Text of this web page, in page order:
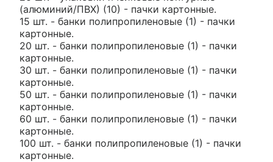
(алюминий/ПВХ) (10) - пачки картонные.
15 шт. - банки полипропиленовые (1) - пачки
картонные.
20 шт. - банки полипропиленовые (1) - пачки
картонные.
30 шт. - банки полипропиленовые (1) - пачки
картонные.
50 шт. - банки полипропиленовые (1) - пачки
картонные.
60 шт. - банки полипропиленовые (1) - пачки
картонные.
100 шт. - банки полипропиленовые (1) - пачки
картонные.